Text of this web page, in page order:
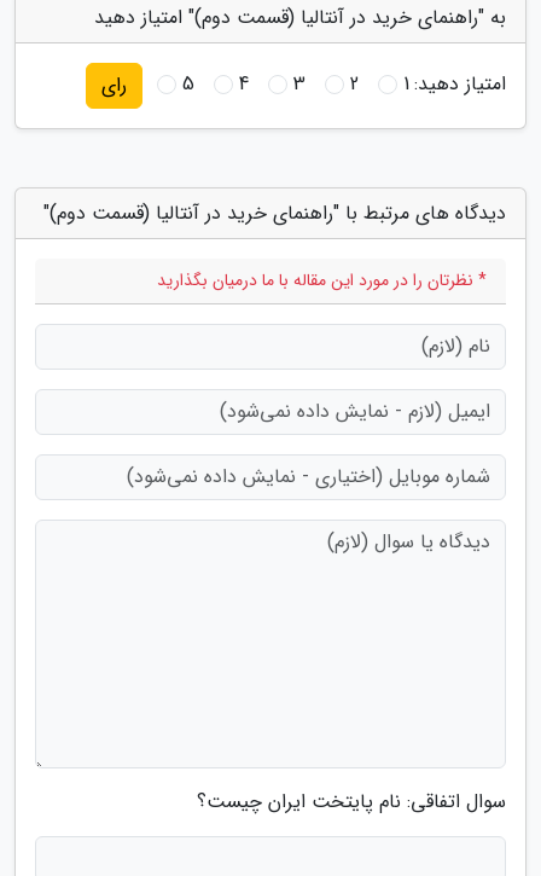
به "راهنمای خرید در آنتالیا (قسمت دوم)" امتیاز دهید
امتیاز دهید:1
2
3
4
5 رای
دیدگاه های مرتبط با "راهنمای خرید در آنتالیا (قسمت دوم)"
* نظرتان را در مورد این مقاله با ما درمیان بگذارید
سوال اتفاقی: نام پایتخت ایران چیست؟